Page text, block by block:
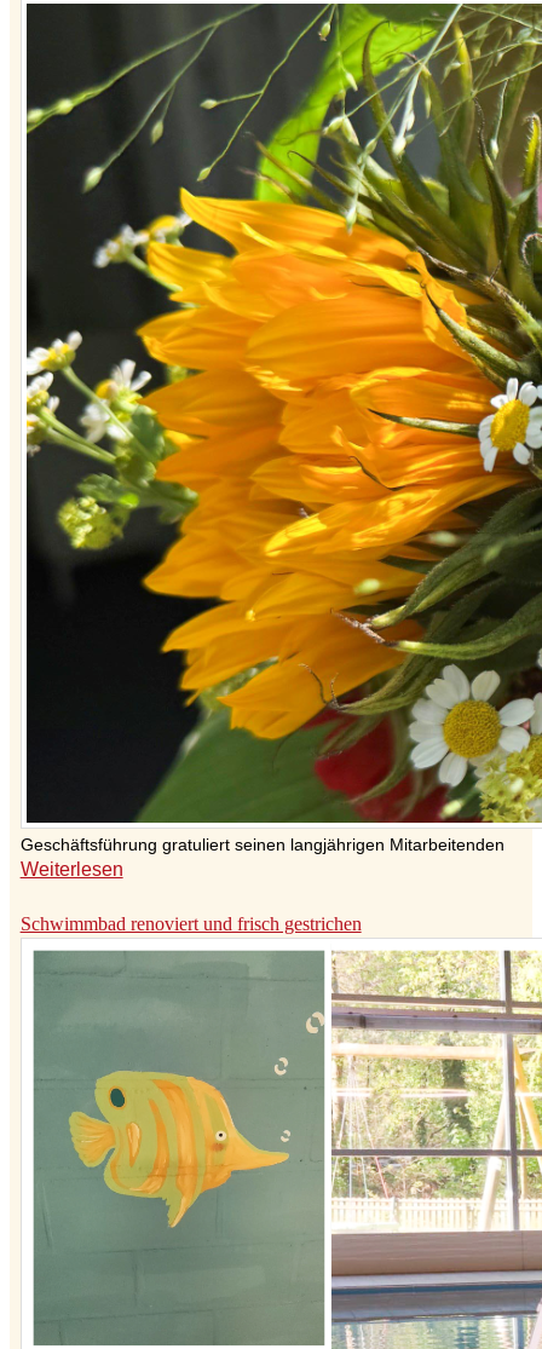
Geschäftsführung gratuliert seinen langjährigen Mitarbeitenden
Weiterlesen
Schwimmbad renoviert und frisch gestrichen